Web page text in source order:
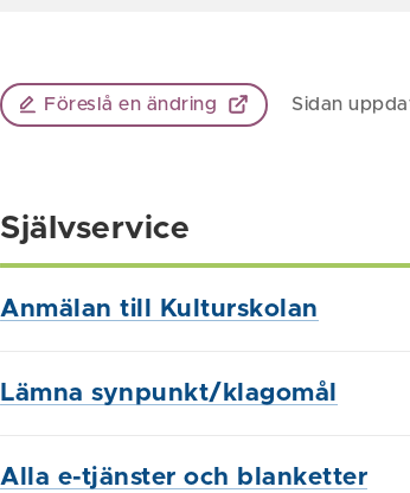
Föreslå en ändring Sidan
Självservice
Anmälan till Kulturskolan
Lämna synpunkt/klagomål
Alla e-tjänster och blanketter